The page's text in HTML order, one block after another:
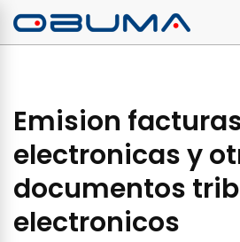
Emision
electronicas y
documentos
electronicos